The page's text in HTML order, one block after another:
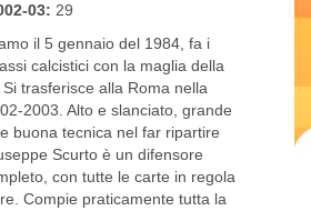
03: 29
il 5 gennaio del 1984, fa i
calcistici con la maglia della
trasferisce alla Roma nella
2003. Alto e slanciato, grande
buona tecnica nel far ripartire
Scurto è un difensore
con tutte le carte in regola
Compie praticamente tutta la